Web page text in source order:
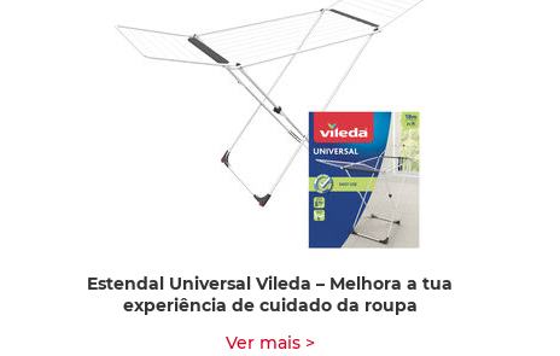
Estendal Universal Vileda – Melhora a tua
experiência de cuidado da roupa
Ver mais >